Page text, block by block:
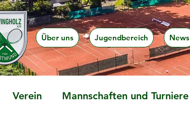
Über uns Jugendbereich News
Verein Mannschaften und Turniere